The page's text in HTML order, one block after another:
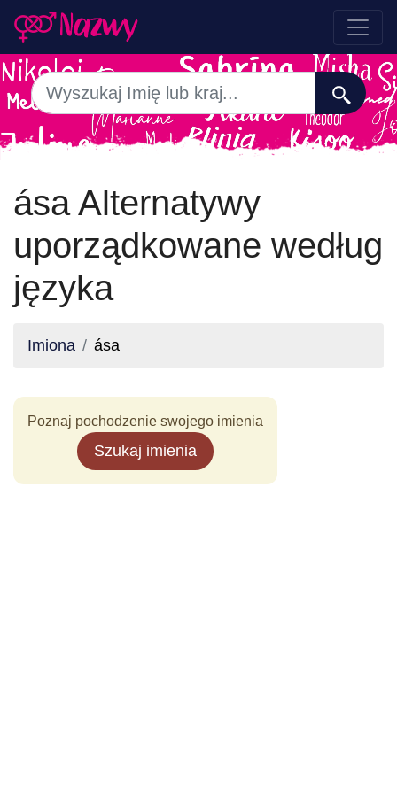
ása Alternatywy
uporządkowane według
języka
Imiona ása
Poznaj pochodzenie swojego imienia
Szukaj imienia